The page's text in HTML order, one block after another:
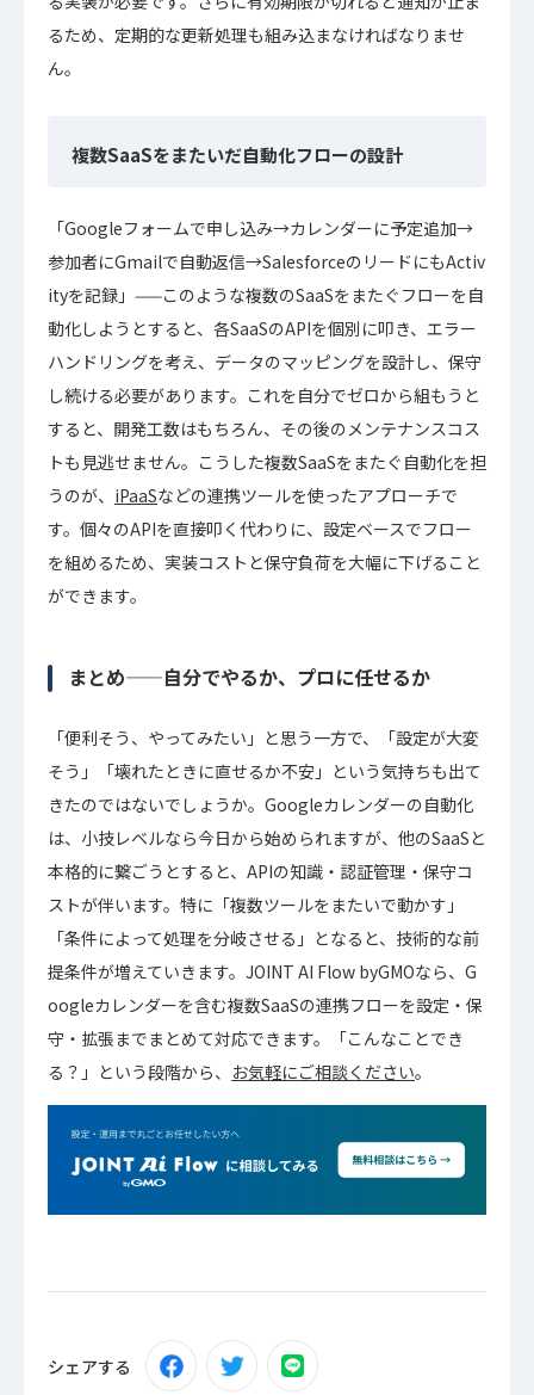
るため、定期的な更新処理も組み込まなければなりませ
ん。
複数SaaSをまたいだ自動化フローの設計
「Googleフォームで申し込み→カレンダーに予定追加→
参加者にGmailで自動返信→SalesforceのリードにもActiv
ityを記録」——このような複数のSaaSをまたぐフローを自
動化しようとすると、各SaaSのAPIを個別に叩き、エラー
ハンドリングを考え、データのマッピングを設計し、保守
し続ける必要があります。これを自分でゼロから組もうと
すると、開発工数はもちろん、その後のメンテナンスコス
トも見逃せません。こうした複数SaaSをまたぐ自動化を担
うのが、 iPaaSなどの連携ツールを使ったアプローチで
す。個々のAPIを直接叩く代わりに、設定ベースでフロー
を組めるため、実装コストと保守負荷を大幅に下げること
ができます。
まとめ——自分でやるか、プロに任せるか
「便利そう、やってみたい」と思う一方で、「設定が大変
そう」「壊れたときに直せるか不安」という気持ちも出て
きたのではないでしょうか。Googleカレンダーの自動化
は、小技レベルなら今日から始められますが、他のSaaSと
本格的に繋ごうとすると、APIの知識・認証管理・保守コ
ストが伴います。特に「複数ツールをまたいで動かす」
「条件によって処理を分岐させる」となると、技術的な前
提条件が増えていきます。JOINT AI Flow byGMOなら、G
oogleカレンダーを含む複数SaaSの連携フローを設定・保
守・拡張までまとめて対応できます。「こんなことでき
る？」という段階から、 お気軽にご相談ください。
シェアする